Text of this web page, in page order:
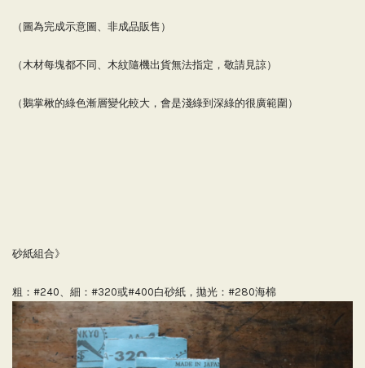
（圖為完成示意圖、非成品販售）
（木材每塊都不同、木紋隨機出貨無法指定，敬請見諒）
（鵝掌楸的綠色漸層變化較大，會是淺綠到深綠的很廣範圍）
砂紙組合》
粗：#240、細：#320或#400白砂紙，拋光：#280海棉